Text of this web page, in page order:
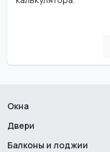
Окна
Двери
Балконы и лоджии